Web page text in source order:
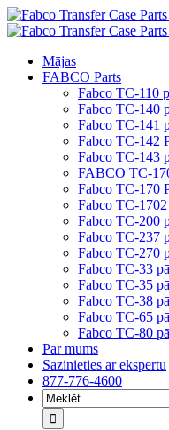
Pāriet
uz
Mājas
FABCO Parts
Fabco TC-110
Fabco TC-140
Fabco TC-141
Fabco TC-142
Fabco TC-143
FABCO TC-
Fabco TC-170
Fabco TC-1702
Fabco TC-200
Fabco TC-237
Fabco TC-270
Fabco TC-33
Fabco TC-35
Fabco TC-38
Fabco TC-65
Fabco TC-80
Par mums
Sazinieties ar ekspertu
877-776-4600
Meklēt: